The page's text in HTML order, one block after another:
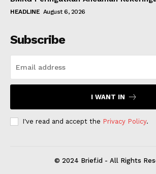
HEADLINE August 6, 2026
Subscribe
I WANT IN
I've read and accept the Privacy Policy.
© 2024 Brief.id - All Rights